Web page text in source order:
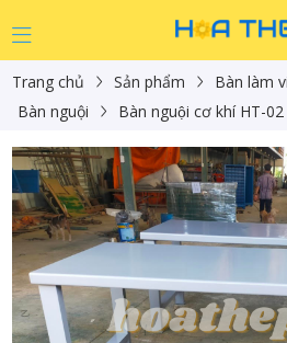
Trang chủ Sản phẩm
Bàn làm
Bàn nguội
Bàn nguội cơ khí HT-02